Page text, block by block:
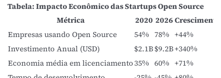
Tabela: Impacto Econômico das Startups Open Source
Métrica
2020 2026Crescimento
Empresas usando Open Source
54% 78% +44%
Investimento Anual (USD)
$2.1B$9.2B+340%
Economia média em licenciamento35% 60% +71%